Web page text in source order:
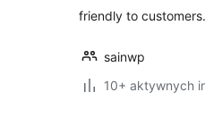
friendly to customers.
sainwp
10+ aktywnych